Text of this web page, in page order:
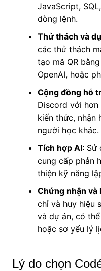
JavaScript,
dòng lệnh.
Thử thách và
các thử thách
tạo mã QR
OpenAI, hoặc
Cộng đồng hỗ
Discord với hơn
kiến thức, nhận
người học khác.
Tích hợp AI: Sử
cung cấp phản
thiện kỹ năng
Chứng nhận và
chỉ và huy hiệu
và dự án, có
hoặc sơ yếu lý
Lý do chọn